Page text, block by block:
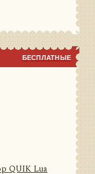
БЕСПЛАТНЫЕ
QUIK Lua